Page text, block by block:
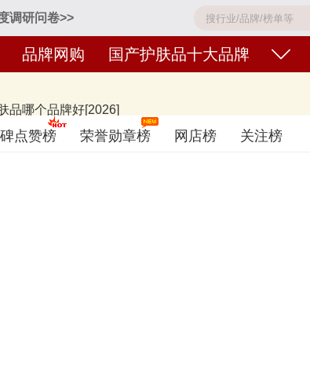
调研问卷>>
品牌网购 国产护肤品十大品牌
品哪个品牌好[2026]
：珀莱雅PROYA、韩束KANS、薇诺娜WINONA、自然堂
牌，排名不分先后，仅供借鉴参考，想知道什么牌子的国
点赞榜 荣誉勋章榜 网店榜 关注榜